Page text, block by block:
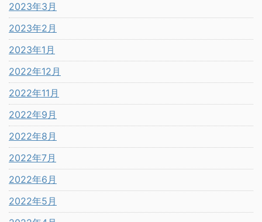
2023年3月
2023年2月
2023年1月
2022年12月
2022年11月
2022年9月
2022年8月
2022年7月
2022年6月
2022年5月